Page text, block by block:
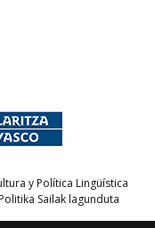
y Política Lingüística
Sailak lagunduta